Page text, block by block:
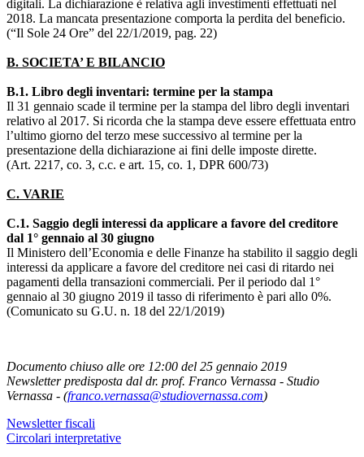
digitali. La dichiarazione è relativa agli investimenti effettuati nel
2018. La mancata presentazione comporta la perdita del beneficio.
(“Il Sole 24 Ore” del 22/1/2019, pag. 22)
B. SOCIETA’ E BILANCIO
B.1. Libro degli inventari: termine per la stampa
Il 31 gennaio scade il termine per la stampa del libro degli inventari
relativo al 2017. Si ricorda che la stampa deve essere effettuata entro
l’ultimo giorno del terzo mese successivo al termine per la
presentazione della dichiarazione ai fini delle imposte dirette.
(Art. 2217, co. 3, c.c. e art. 15, co. 1, DPR 600/73)
C. VARIE
C.1. Saggio degli interessi da applicare a favore del creditore
dal 1° gennaio al 30 giugno
Il Ministero dell’Economia e delle Finanze ha stabilito il saggio degli
interessi da applicare a favore del creditore nei casi di ritardo nei
pagamenti della transazioni commerciali. Per il periodo dal 1°
gennaio al 30 giugno 2019 il tasso di riferimento è pari allo 0%.
(Comunicato su G.U. n. 18 del 22/1/2019)
Documento chiuso alle ore 12:00 del 25 gennaio 2019
Newsletter predisposta dal dr. prof. Franco Vernassa - Studio
Vernassa - (franco.vernassa@studiovernassa.com)
Newsletter fiscali
Circolari interpretative